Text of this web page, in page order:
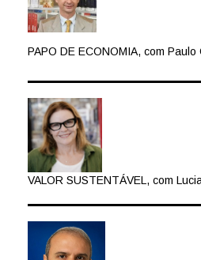
PAPO DE ECONOMIA, com
VALOR SUSTENTÁVEL, com